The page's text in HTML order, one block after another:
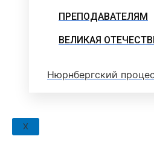
ПРЕПОДАВАТЕЛЯМ
ВЕЛИКАЯ
Нюрнбергский
X